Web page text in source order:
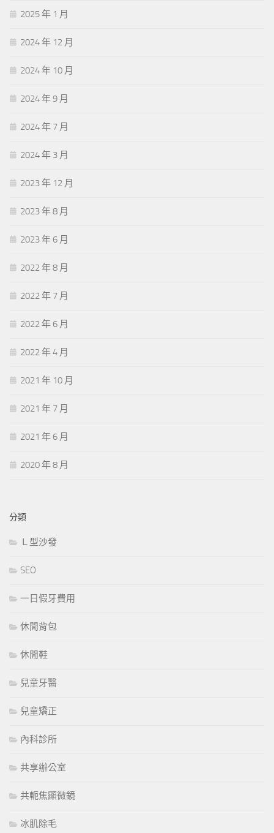
2025 年 1 月
2024 年 12 月
2024 年 10 月
2024 年 9 月
2024 年 7 月
2024 年 3 月
2023 年 12 月
2023 年 8 月
2023 年 6 月
2022 年 8 月
2022 年 7 月
2022 年 6 月
2022 年 4 月
2021 年 10 月
2021 年 7 月
2021 年 6 月
2020 年 8 月
分類
Ｌ型沙發
SEO
一日假牙費用
休閒背包
休閒鞋
兒童牙醫
兒童矯正
內科診所
共享辦公室
共軛焦顯微鏡
冰肌除毛